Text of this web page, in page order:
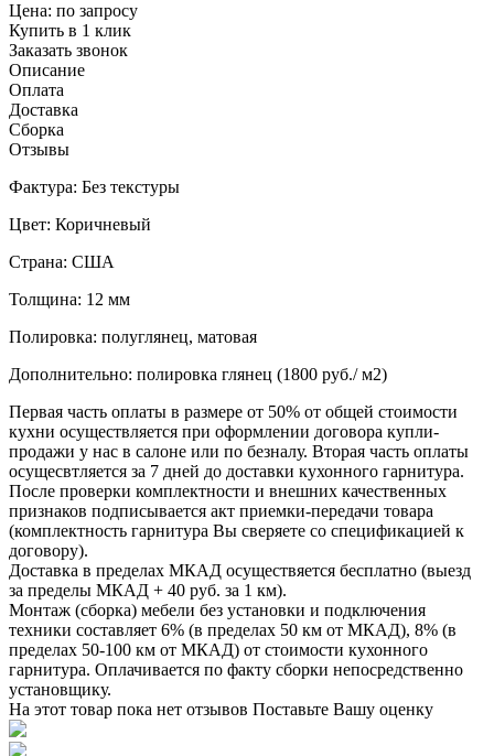
Цена: по запросу
Купить в 1 клик
Заказать звонок
Описание
Оплата
Доставка
Сборка
Отзывы
Фактура: Без текстуры
Цвет: Коричневый
Страна: США
Толщина: 12 мм
Полировка: полуглянец, матовая
Дополнительно: полировка глянец (1800 руб./ м2)
Первая часть оплаты в размере от 50% от общей стоимости
кухни осуществляется при оформлении договора купли-
продажи у нас в салоне или по безналу. Вторая часть оплаты
осущесвтляется за 7 дней до доставки кухонного гарнитура.
После проверки комплектности и внешних качественных
признаков подписывается акт приемки-передачи товара
(комплектность гарнитура Вы сверяете со спецификацией к
договору).
Доставка в пределах МКАД осуществяется бесплатно (выезд
за пределы МКАД + 40 руб. за 1 км).
Монтаж (сборка) мебели без установки и подключения
техники составляет 6% (в пределах 50 км от МКАД), 8% (в
пределах 50-100 км от МКАД) от стоимости кухонного
гарнитура. Оплачивается по факту сборки непосредственно
установщику.
На этот товар пока нет отзывов Поставьте Вашу оценку